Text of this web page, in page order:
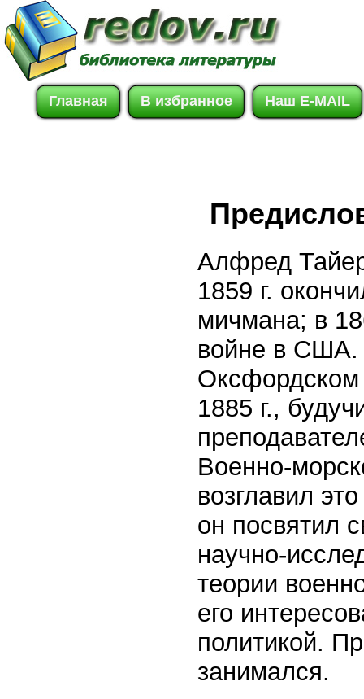
Главная В избранное Наш E-MAIL
Алфред
1859 г.
мичмана; в
войне в США.
Оксфордском
1885 г.,
Военно-
возглавил
он посвятил
научно-
теории
его
политикой.
занимался.